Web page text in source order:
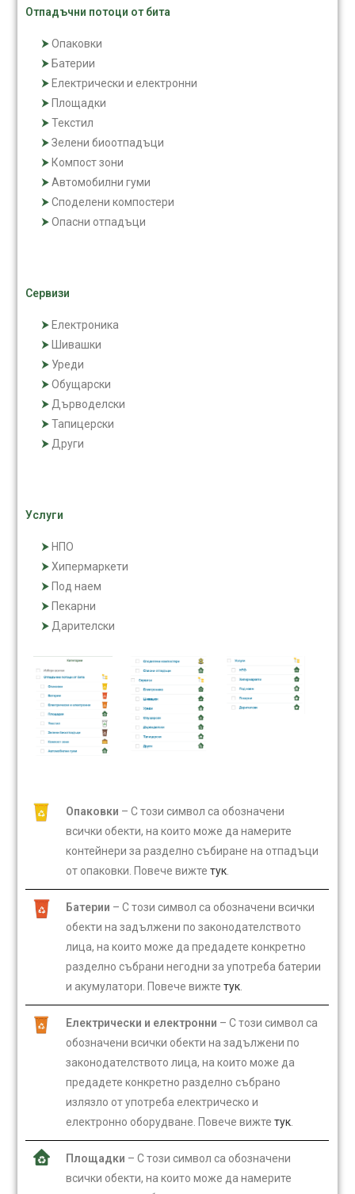
Отпадъчни потоци от бита
Опаковки
Батерии
Електрически и електронни
Площадки
Текстил
Зелени биоотпадъци
Компост зони
Автомобилни гуми
Споделени компостери
Опасни отпадъци
Сервизи
Електроника
Шивашки
Уреди
Обущарски
Дърводелски
Тапицерски
Други
Услуги
НПО
Хипермаркети
Под наем
Пекарни
Дарителски
Опаковки – С този символ са обозначени
всички обекти, на които може да намерите
контейнери за разделно събиране на отпадъци
от опаковки. Повече вижтетук
Батерии – С този символ са обозначени всички
обекти на задължени по законодателството
лица, на които може да предадете конкретно
разделно събрани негодни за употреба батерии
и акумулатори. Повече вижтетук
Електрически и електронни – С този символ са
обозначени всички обекти на задължени по
законодателството лица, на които може да
предадете конкретно разделно събрано
излязло от употреба електрическо и
електронно оборудване. Повече вижтетук
Площадки – С този символ са обозначени
всички обекти, на които може да намерите